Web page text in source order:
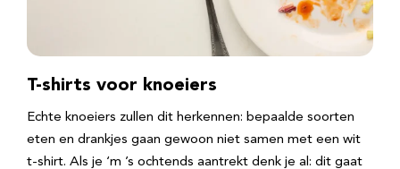
T-shirts voor knoeiers
Echte knoeiers zullen dit herkennen: bepaalde soorten
eten en drankjes gaan gewoon niet samen met een wit
t-shirt. Als je ‘m ’s ochtends aantrekt denk je al: dit gaat